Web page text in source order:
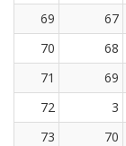
69
67
70
68
71
69
72
3
73
70